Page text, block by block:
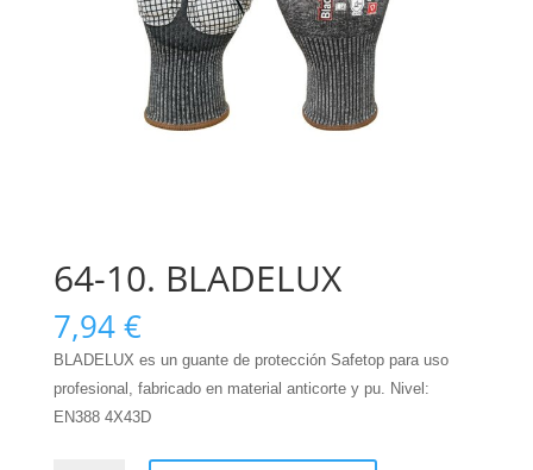
64-10. BLADELUX
7,94€
BLADELUX es un guante de protección Safetop para uso
profesional, fabricado en material anticorte y pu. Nivel:
EN388 4X43D